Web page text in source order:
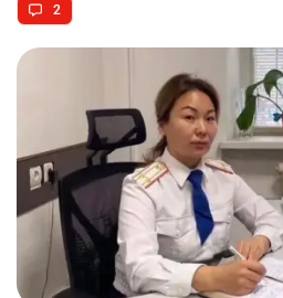
10
🌟 Впервые за 70 лет в
17
2